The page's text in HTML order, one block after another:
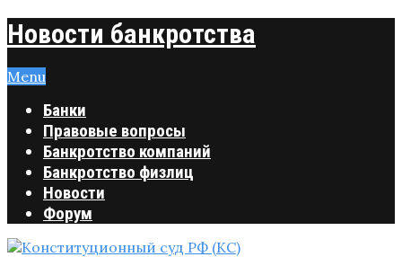
Новости банкротства
Menu
Банки
Правовые вопросы
Банкротство компаний
Банкротство физлиц
Новости
Форум